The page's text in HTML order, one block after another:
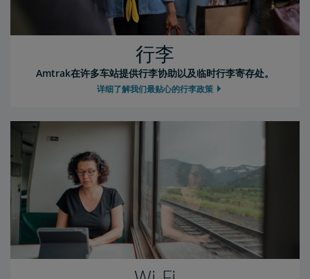
行李
Amtrak在许多车站提供行李协助以及临时行李寄存处。
详细了解我们最贴心的行李政策